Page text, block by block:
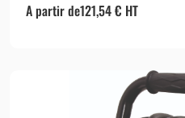
A partir de121,54€ HT